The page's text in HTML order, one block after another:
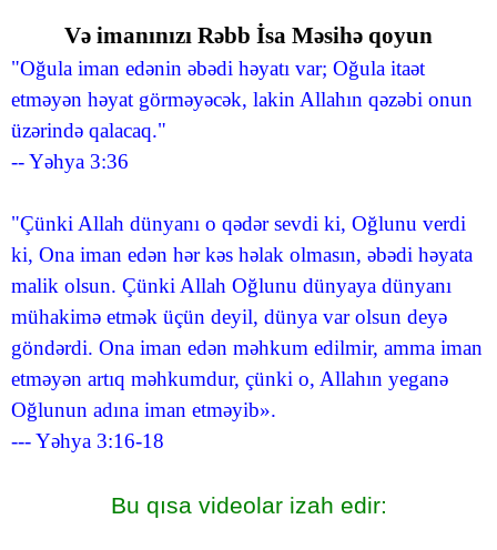
Və imanınızı Rəbb İsa Məsihə qoyun
"Oğula iman edənin əbədi həyatı var; Oğula itaət
etməyən həyat görməyəcək, lakin Allahın qəzəbi onun
üzərində qalacaq."
-- Yəhya 3:36
"Çünki Allah dünyanı o qədər sevdi ki, Oğlunu verdi
ki, Ona iman edən hər kəs həlak olmasın, əbədi həyata
malik olsun. Çünki Allah Oğlunu dünyaya dünyanı
mühakimə etmək üçün deyil, dünya var olsun deyə
göndərdi. Ona iman edən məhkum edilmir, amma iman
etməyən artıq məhkumdur, çünki o, Allahın yeganə
Oğlunun adına iman etməyib».
--- Yəhya 3:16-18
Bu qısa videolar izah edir: